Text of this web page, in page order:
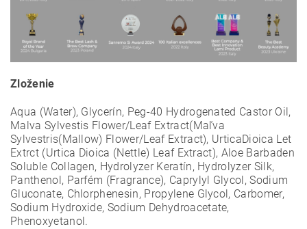
Zloženie
Aqua (Water), Glycerín, Peg-40 Hydrogenated Castor Oil,
Malva Sylvestis Flower/Leaf Extract(Maľva
Sylvestris(Mallow) Flower/Leaf Extract), UrticaDioica Let
Extrct (Urtica Dioica (Nettle) Leaf Extract), Aloe Barbaden
Soluble Collagen, Hydrolyzer Keratín, Hydrolyzer Silk,
Panthenol, Parfém (Fragrance), Caprylyl Glycol, Sodium
Gluconate, Chlorphenesin, Propylene Glycol, Carbomer,
Sodium Hydroxide, Sodium Dehydroacetate,
Phenoxyetanol.